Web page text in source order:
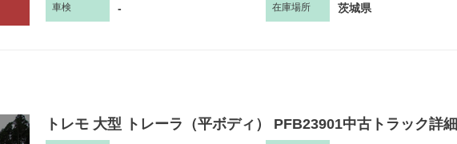
車検 - 在庫場所 茨城県
トレモ 大型 トレーラ（平ボディ） PFB23901中古トラック詳細